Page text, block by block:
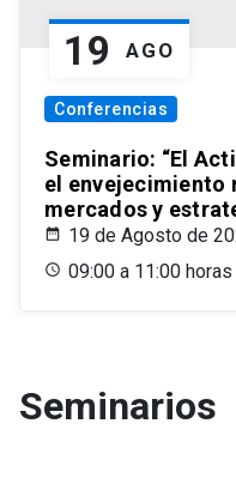
19 AGO
Conferencias
Seminario: “El
el envejecimiento
mercados y
19 de Agosto de
09:00 a 11:00 horas
Seminarios